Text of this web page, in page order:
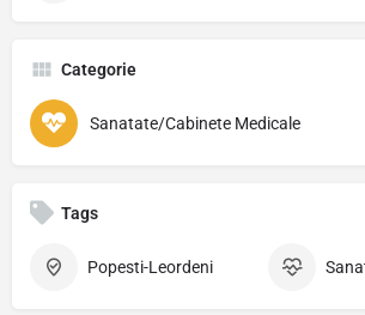
Categorie
Sanatate/Cabinete Medicale
Tags
Popesti-Leordeni